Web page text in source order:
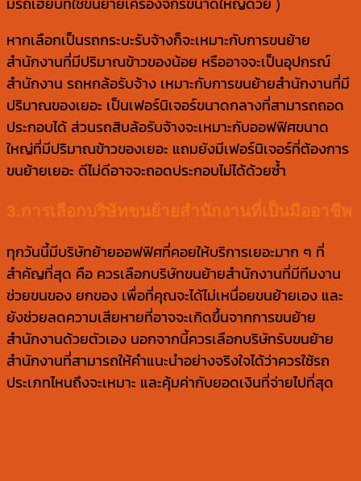
มีรถเฮียบที่ใช้ขนย้ายเครื่องจักรขนาดใหญ่ด้วย )
หากเลือกเป็นรถกระบะรับจ้างก็จะเหมาะกับการขนย้าย
สำนักงานที่มีปริมาณข้าวของน้อย หรืออาจจะเป็นอุปกรณ์
สำนักงาน รถหกล้อรับจ้าง เหมาะกับการขนย้ายสำนักงานที่มี
ปริมาณของเยอะ เป็นเฟอร์นิเจอร์ขนาดกลางที่สามารถถอด
ประกอบได้ ส่วนรถสิบล้อรับจ้างจะเหมาะกับออฟฟิศขนาด
ใหญ่ที่มีปริมาณข้าวของเยอะ แถมยังมีเฟอร์นิเจอร์ที่ต้องการ
ขนย้ายเยอะ ดีไม่ดีอาจจะถอดประกอบไม่ได้ด้วยซ้ำ
3.การเลือกบริษัทขนย้ายสำนักงานที่เป็นมืออาชีพ
ทุกวันนี้มีบริษัทย้ายออฟฟิศที่คอยให้บริการเยอะมาก ๆ ที่
สำคัญที่สุด คือ ควรเลือกบริษัทขนย้ายสำนักงานที่มีทีมงาน
ช่วยขนของ ยกของ เพื่อที่คุณจะได้ไม่เหนื่อยขนย้ายเอง และ
ยังช่วยลดความเสียหายที่อาจจะเกิดขึ้นจากการขนย้าย
สำนักงานด้วยตัวเอง นอกจากนี้ควรเลือกบริษัทรับขนย้าย
สำนักงานที่สามารถให้คำแนะนำอย่างจริงใจได้ว่าควรใช้รถ
ประเภทไหนถึงจะเหมาะ และคุ้มค่ากับยอดเงินที่จ่ายไปที่สุด